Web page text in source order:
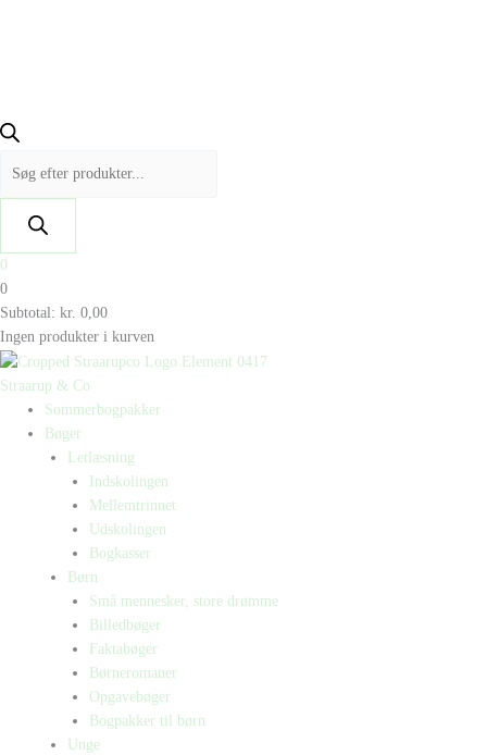
0
0
Subtotal: kr. 0,00
Ingen produkter i kurven
Straarup & Co
Sommerbogpakker
Bøger
Letlæsning
Indskolingen
Mellemtrinnet
Udskolingen
Bogkasser
Børn
Små mennesker, store drømme
Billedbøger
Faktabøger
Børneromaner
Opgavebøger
Bogpakker til børn
Unge